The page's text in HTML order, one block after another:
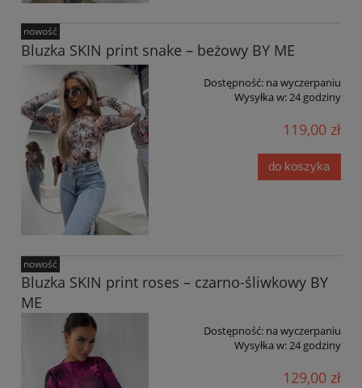
Bluzka SKIN print snake – beżowy BY ME
Dostępność: na wyczerpaniu
Wysyłka w:24 godziny
119,00 zł
do koszyka
nowość
Bluzka SKIN print roses – czarno-śliwkowy BY
ME
Dostępność: na wyczerpaniu
Wysyłka w:24 godziny
129,00 zł
nowość